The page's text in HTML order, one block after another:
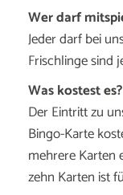
Wer darf
Jeder darf bei
Frischlinge sind
Was kostest es?
Der Eintritt zu
Bingo-Karte
mehrere Karten
zehn Karten ist